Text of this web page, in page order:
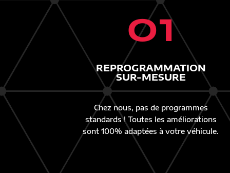
01
REPROGRAMMATION
SUR-MESURE
Chez nous, pas de programmes
standards ! Toutes les améliorations
sont 100% adaptées à votre véhicule.